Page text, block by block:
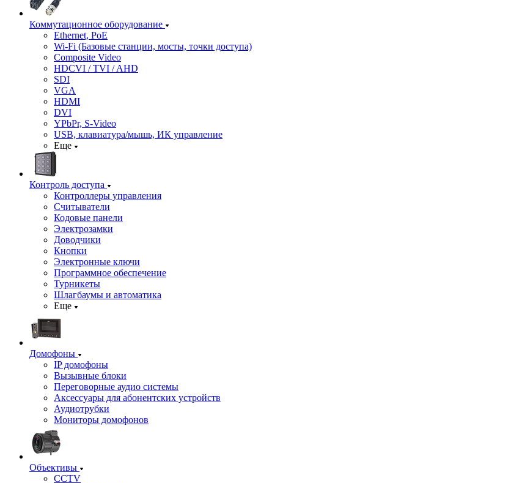
Коммутационное оборудование
Ethernet, PoE
Wi-Fi (Базовые станции, мосты, точки доступа)
Composite Video
HDCVI / TVI / AHD
SDI
VGA
HDMI
DVI
YPbPr, S-Video
USB, клавиатура/мышь, ИК управление
Еще
Контроль доступа
Контроллеры управления
Считыватели
Кодовые панели
Электрозамки
Доводчики
Кнопки
Электронные ключи
Программное обеспечение
Турникеты
Шлагбаумы и автоматика
Еще
Домофоны
IP домофоны
Вызывные блоки
Переговорные аудио системы
Аксессуары для абонентских устройств
Аудиотрубки
Мониторы домофонов
Объективы
CCTV